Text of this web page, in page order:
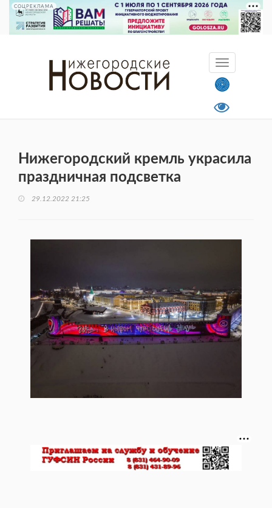
СОЦРЕКЛАМА
Нижегородский кремль украсила
праздничная подсветка
29.12.2022 21:25